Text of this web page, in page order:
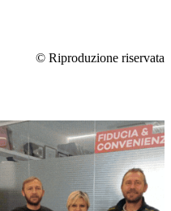
© Riproduzione riservata